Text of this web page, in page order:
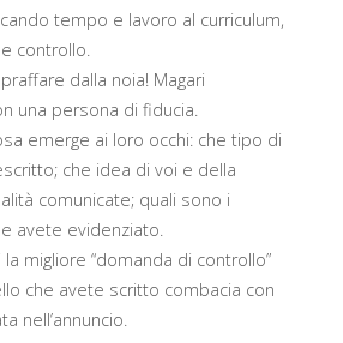
tempo e lavoro al curriculum,
controllo.
dalla noia! Magari
una persona di fiducia.
emerge ai loro occhi: che tipo di
che idea di voi e della
comunicate; quali sono i
avete evidenziato.
migliore “domanda di controllo”
che avete scritto combacia con
nell’annuncio.